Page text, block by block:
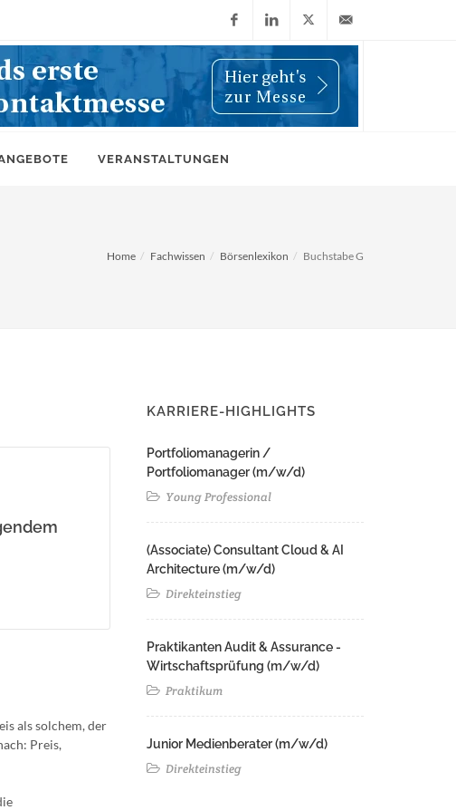
FacebookLinkedIn
X
(Twitter)
info@wiwi-
VERANSTALTUNGEN
Home Fachwissen Börsenlexikon Buchstabe G
als solchem, der
Preis,
KARRIERE-HIGHLIGHTS
Portfoliomanagerin /
Portfoliomanager (m/w/d)
Young Professional
(Associate) Consultant Cloud & AI
Architecture (m/w/d)​ ​
Direkteinstieg
Praktikanten Audit & Assurance -
Wirtschaftsprüfung (m/w/d)
Praktikum
Junior Medienberater (m/w/d)
Direkteinstieg